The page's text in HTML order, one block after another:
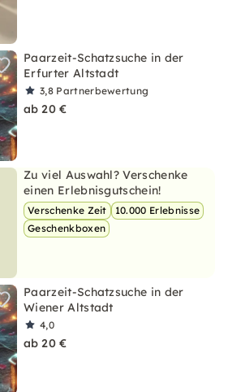
Paarzeit-Schatzsuche in der
Erfurter Altstadt
3,8 Partnerbewertung
ab 20 €
Zu viel Auswahl? Verschenke
einen Erlebnisgutschein!
Verschenke Zeit
10.000 Erlebnisse
Geschenkboxen
Paarzeit-Schatzsuche in der
Wiener Altstadt
4,0
ab 20 €